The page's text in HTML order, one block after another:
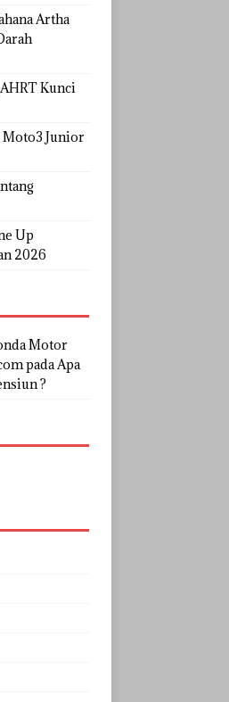
Artha
Kunci
Moto3 Junior
Up
2026
Motor
padaApa
?